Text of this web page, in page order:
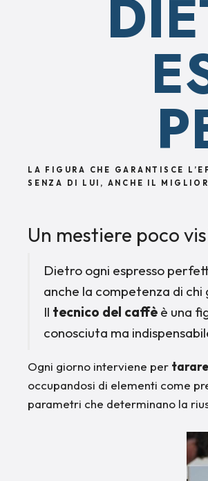
LA FIGURA CHE GARANTISCE
SENZA DI LUI, ANCHE IL
Un mestiere poco
Dietro ogni espresso
anche la competenza di
Il tecnico del caffè è una
conosciuta ma
Ogni giorno interviene per
occupandosi di elementi come
parametri che determinano la